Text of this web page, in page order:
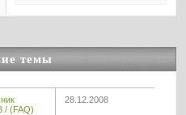
темы
/ (FAQ)
28.12.2008